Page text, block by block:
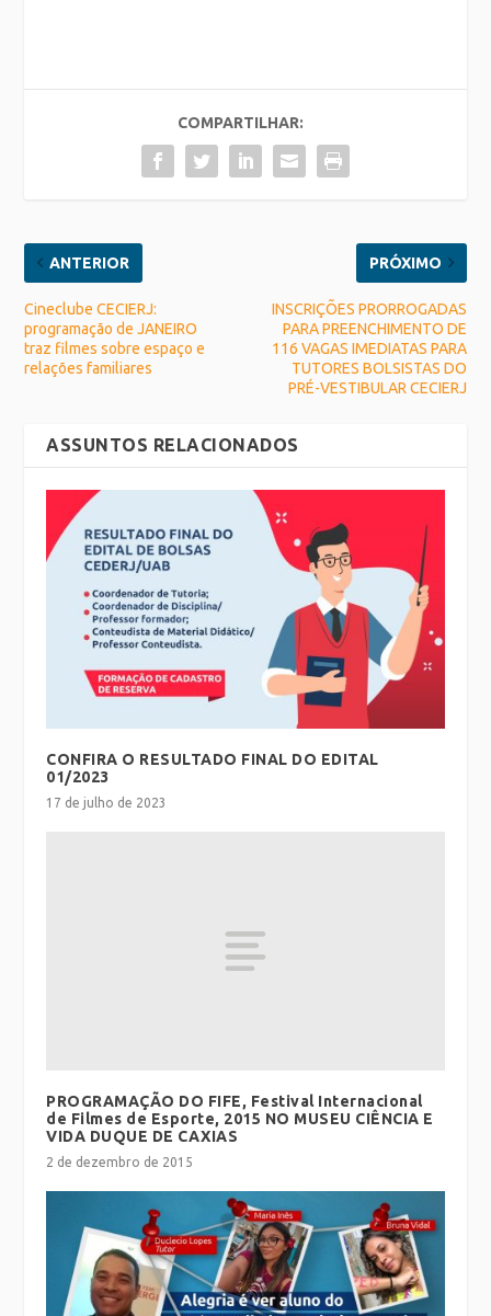
COMPARTILHAR:
ANTERIOR
Cineclube CECIERJ:
programação de JANEIRO
traz filmes sobre espaço e
relações familiares
PRÓXIMO
INSCRIÇÕES PRORROGADAS
PARA PREENCHIMENTO DE
116 VAGAS IMEDIATAS PARA
TUTORES BOLSISTAS DO
PRÉ-VESTIBULAR CECIERJ
ASSUNTOS RELACIONADOS
CONFIRA O RESULTADO FINAL DO EDITAL
01/2023
17 de julho de 2023
PROGRAMAÇÃO DO FIFE, Festival Internacional
de Filmes de Esporte, 2015 NO MUSEU CIÊNCIA E
VIDA DUQUE DE CAXIAS
2 de dezembro de 2015